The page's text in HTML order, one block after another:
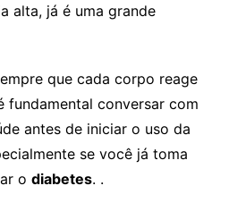
alta, já é uma grande
que cada corpo reage
fundamental conversar com
antes de iniciar o uso da
se você já toma
o diabetes. .